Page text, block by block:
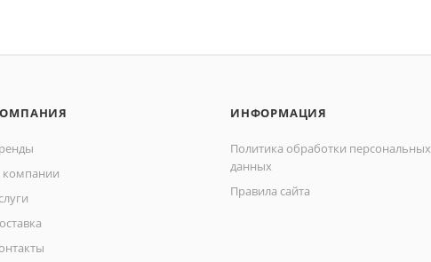
ИНФОРМАЦИЯ
Политика обработки персональных
данных
Правила сайта